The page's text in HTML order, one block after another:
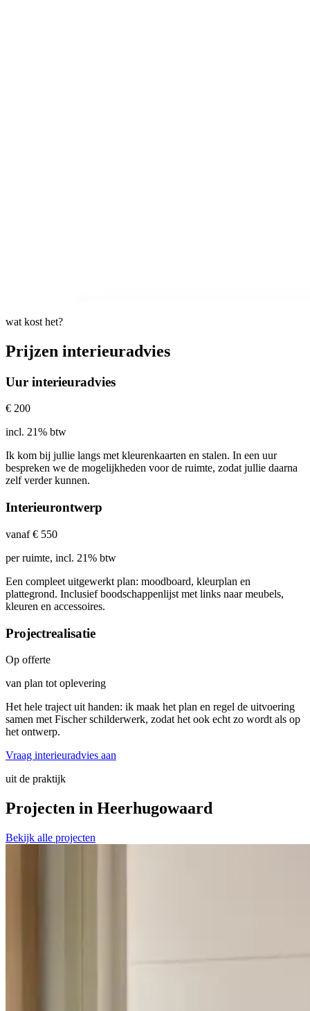
wat kost het?
Prijzen interieuradvies
Uur interieuradvies
€ 200
incl. 21% btw
Ik kom bij jullie langs met kleurenkaarten en stalen. In een uur
bespreken we de mogelijkheden voor de ruimte, zodat jullie daarna
zelf verder kunnen.
Interieurontwerp
vanaf € 550
per ruimte, incl. 21% btw
Een compleet uitgewerkt plan: moodboard, kleurplan en
plattegrond. Inclusief boodschappenlijst met links naar meubels,
kleuren en accessoires.
Projectrealisatie
Op offerte
van plan tot oplevering
Het hele traject uit handen: ik maak het plan en regel de uitvoering
samen met Fischer schilderwerk, zodat het ook echt zo wordt als op
het ontwerp.
Vraag interieuradvies aan
uit de praktijk
Projecten in Heerhugowaard
Bekijk alle projecten